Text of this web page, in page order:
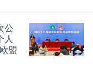
公
人
盟